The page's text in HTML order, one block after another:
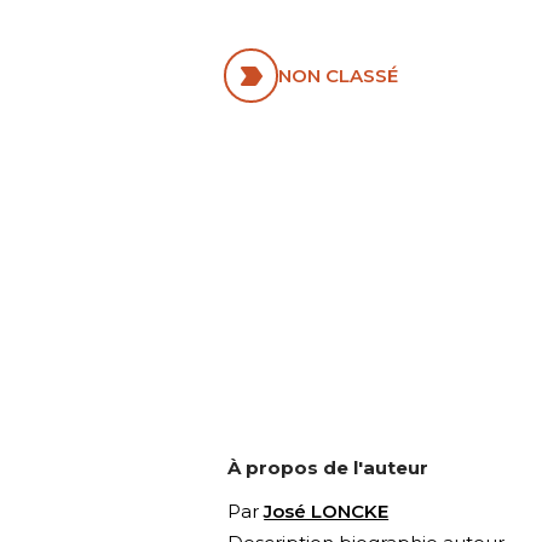
NON CLASSÉ
À propos de l'auteur
ParJosé LONCKE